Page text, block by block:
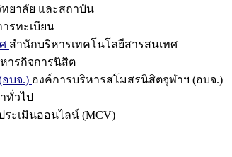
ยาลัย และสถาบัน
รทะเบียน
สำนักบริหารเทคโนโลยีสารสนเทศ
ารกิจการนิสิต
บจ.) องค์การบริหารสโมสรนิสิตจุฬาฯ (อบจ.)
ทั่วไป
ระเมินออนไลน์ (MCV)